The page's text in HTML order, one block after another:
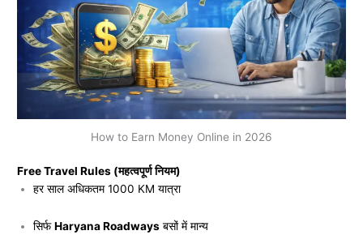
How to Earn Money Online in 2026
Free Travel Rules (महत्वपूर्ण नियम)
हर साल अधिकतम 1000 KM यात्रा
सिर्फHaryana Roadways बसों में मान्य